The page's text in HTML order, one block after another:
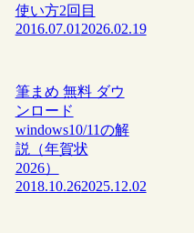
使い方2回目
2016.07.01 2026.02.19
筆まめ 無料 ダウ
ンロード
windows10/11の解
説（年賀状
2026）
2018.10.262025.12.02